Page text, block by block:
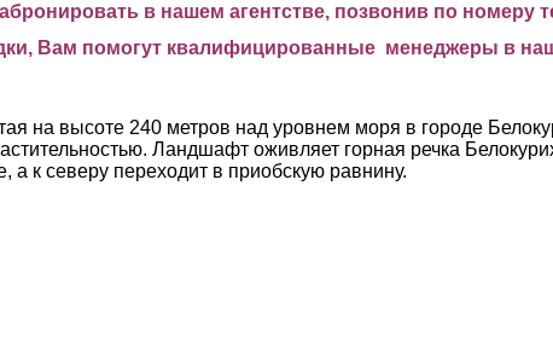
в нашем агентстве, позвонив по номеру
Вам помогут квалифицированные менеджеры в
на высоте 240 метров над уровнем моря в городе
Ландшафт оживляет горная речка
а к северу переходит в приобскую равнину.